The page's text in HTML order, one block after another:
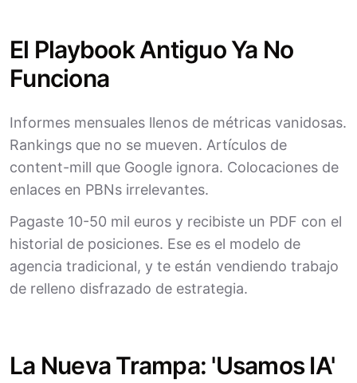
El Playbook Antiguo Ya No
Funciona
Informes mensuales llenos de métricas vanidosas.
Rankings que no se mueven. Artículos de
content-mill que Google ignora. Colocaciones de
enlaces en PBNs irrelevantes.
Pagaste 10-50 mil euros y recibiste un PDF con el
historial de posiciones. Ese es el modelo de
agencia tradicional, y te están vendiendo trabajo
de relleno disfrazado de estrategia.
La Nueva Trampa: 'Usamos IA'